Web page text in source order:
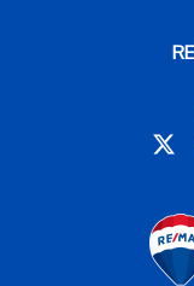
Top 10
buscaron en
San José, CA
Des